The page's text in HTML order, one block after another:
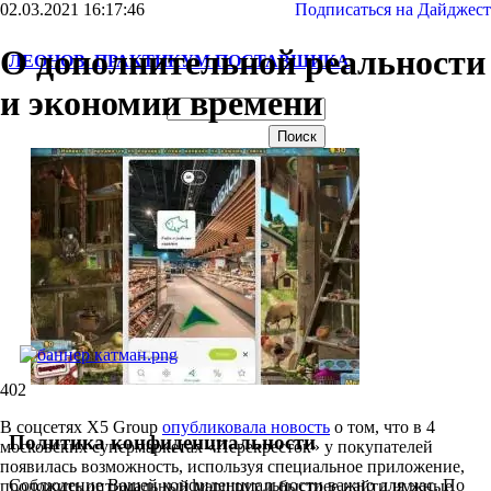
ЛЕОНОВ. ПРАКТИКУМ ПОСТАВЩИКА
Обо мне
Тренинги
Консультации
Мои книги
Сервисы
Контакты
02.03.2021 16:17:46 Подписаться на Дайджест
О дополнительной реальности
и экономии времени
402
В соцсетях Х5 Group опубликовала новость о том, что в 4
московских супермаркетах «Перекресток» у покупателей
появилась возможность, используя специальное приложение,
проложить оптимальный маршрут и быстрее найти нужные
Политика конфиденциальности
Соблюдение Вашей конфиденциальности важно для нас. По